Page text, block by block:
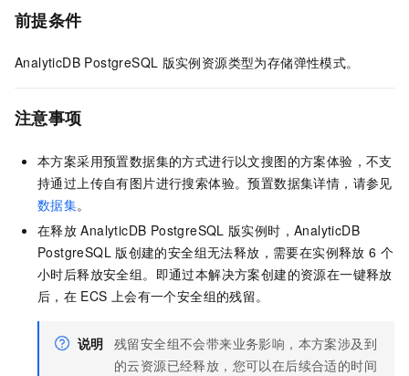
前提条件
AnalyticDB PostgreSQL 版实例资源类型为存储弹性模式。
注意事项
本方案采用预置数据集的方式进行以文搜图的方案体验，不支
持通过上传自有图片进行搜索体验。预置数据集详情，请参见
数据集。
在释放 AnalyticDB PostgreSQL 版实例时， AnalyticDB
PostgreSQL 版创建的安全组无法释放，需要在实例释放 6 个
小时后释放安全组。即通过本解决方案创建的资源在一键释放
后，在 ECS 上会有一个安全组的残留。
说明 残留安全组不会带来业务影响，本方案涉及到
的云资源已经释放，您可以在后续合适的时间